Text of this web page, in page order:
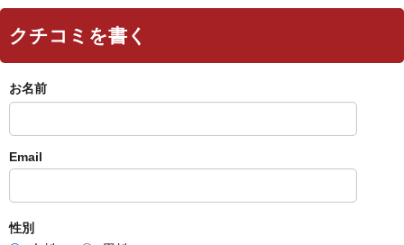
クチコミを書く
お名前
Email
性別